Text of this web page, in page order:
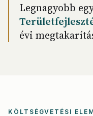
Legnagyobb
évi
KÖLTSÉGVETÉSI